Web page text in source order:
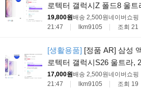
로텍터 갤럭시Z 폴드8 울트
19,800원배송 2,500원네이버쇼핑
21:47
lkm9105 조회 21
[생활용품] [정품 AR] 삼성
로텍터 갤럭시S26 울트라,
17,000원배송 2,500원네이버쇼핑
21:47
lkm9105 조회 19